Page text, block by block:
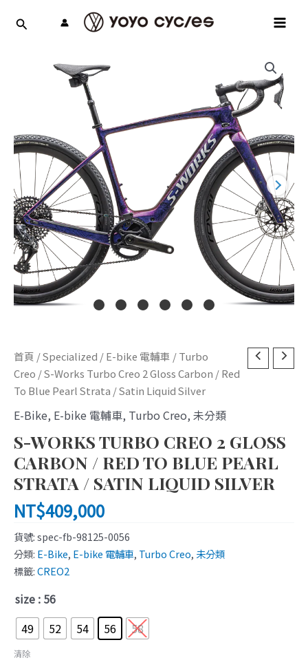
首頁 /Specialized /E-bike 電輔車 /Turbo
Creo / S-Works Turbo Creo 2 Gloss Carbon / Red
To Blue Pearl Strata / Satin Liquid Silver
E-Bike, E-bike 電輔車, Turbo Creo, 未分類
S-WORKS TURBO CREO 2 GLOSS
CARBON / RED TO BLUE PEARL
STRATA / SATIN LIQUID SILVER
NT$409,000
貨號:spec-fb-98125-0056
分類: E-Bike, E-bike 電輔車, Turbo Creo, 未分類
標籤:CREO2
size : 56
49
52 54 56 58
清除
S-
Works
Turbo
Creo
2
Gloss
Carbon
/
Red
To
Pearl
Strata
/
Satin
Liquid
Silver
數